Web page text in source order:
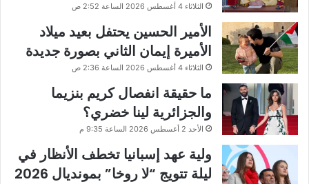
الثلاثاء 4 أغسطس 2026 الساعة 2:52 ص
الأمير الحسين يحتفل بعيد ميلاد
الأميرة إيمان الثاني بصورة جديدة
الثلاثاء 4 أغسطس 2026 الساعة 2:36 ص
ما حقيقة انفصال كريم بنزيما
والجزائرية لينا خضري؟
الأحد 2 أغسطس 2026 الساعة 9:35 م
ولية عهد إسبانيا تخطف الأنظار في
ليلة تتويج “لا روخا” بمونديال 2026